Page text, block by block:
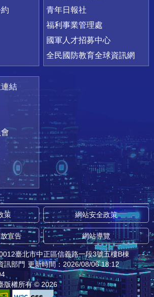
青年日報社
福利事業管理處
國軍人才招募中心
全民國防教育全球資訊網
結
策 網站安全政策
宣告 網站導覽
臺北市中正區信義路一段3號五樓B棟
訊部門 更新時間：2026/08/06 18:12
版權所有 © 2026